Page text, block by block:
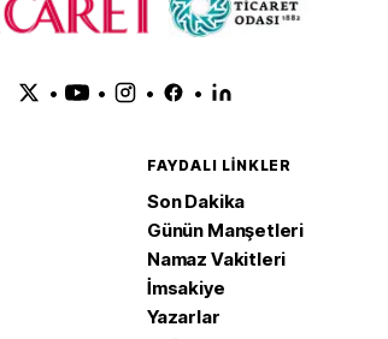
• • • •
FAYDALI LINKLER
Son Dakika
Günün Manşetleri
Namaz Vakitleri
İmsakiye
Yazarlar